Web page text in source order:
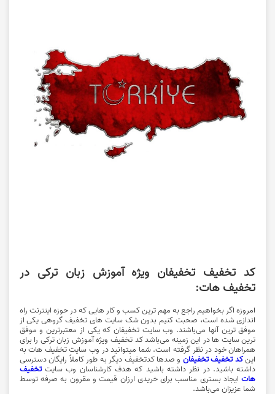
کد تخفیف تخفیفان ویژه آموزش زبان ترکی در
تخفیف هات:
امروزه اگر بخواهیم راجع به مهم ترین کسب و کار هایی که در حوزه اینترنت راه
اندازی شده است، صحبت کنیم بدون شک سایت های تخفیف گروهی یکی از
موفق ترین آنها می‌باشند. وب سایت تخفیفان که یکی از معتبرترین و موفق
ترین سایت ها در این زمینه می‌باشد کد تخفیف ویژه آموزش زبان ترکی را برای
همراهان خود در نظر گرفته است. شما میتوانید در وب سایت تخفیف هات به
اینکد تخفیف تخفیفان و صدها کدتخفیف دیگر به طور کاملاً رایگان دسترسی
داشته باشید. در نظر داشته باشید که هدف کارشناسان وب سایت تخفیف
هاتایجاد بستری مناسب برای خریدی ارزان قیمت و مقرون به صرفه توسط
شما عزیزان می‌باشد.